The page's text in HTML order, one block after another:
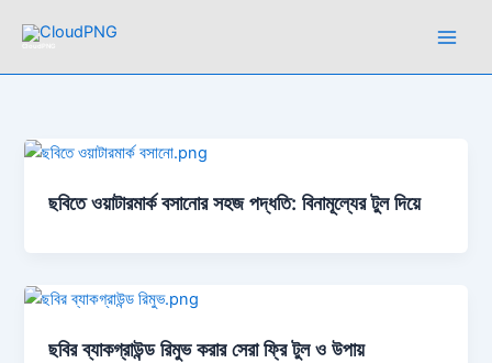
ছবিতে ওয়াটারমার্ক বসানোর সহজ পদ্ধতি: বিনামূল্যের টুল দিয়ে
ছবির ব্যাকগ্রাউন্ড রিমুভ করার সেরা ফ্রি টুল ও উপায়